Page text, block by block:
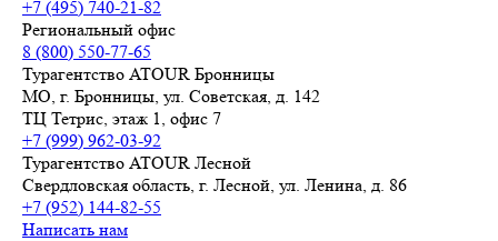
+7 (495) 740-21-82
Региональный офис
8 (800) 550-77-65
Турагентство ATOUR Бронницы
МО, г. Бронницы, ул. Советская, д. 142
ТЦ Тетрис, этаж 1, офис 7
+7 (999) 962-03-92
Турагентство ATOUR Лесной
Свердловская область, г. Лесной, ул. Ленина, д. 86
+7 (952) 144-82-55
Написать нам